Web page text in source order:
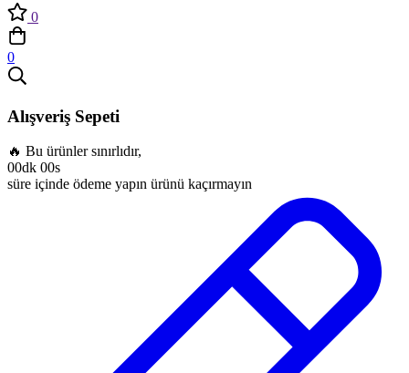
0
0
Alışveriş Sepeti
🔥 Bu ürünler sınırlıdır,
00dk 00s
süre içinde ödeme yapın ürünü kaçırmayın